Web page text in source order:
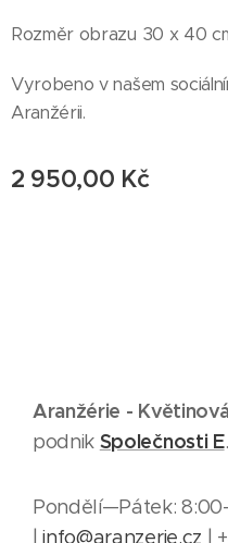
Rozměr obrazu 30 x 40
Vyrobeno v našem
Aranžérii.
2 950,00 Kč
Aranžérie -
podnik Společnosti E.
Pondělí—Pátek:
|info@aranzerie.cz |